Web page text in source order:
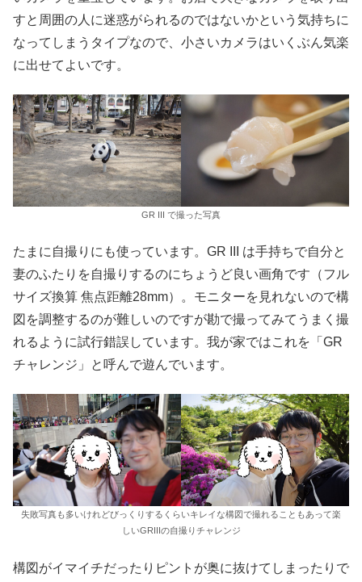
すと周囲の人に迷惑がられるのではないかという気持ちに
なってしまうタイプなので、小さいカメラはいくぶん気楽
に出せてよいです。
GR III で撮った写真
たまに自撮りにも使っています。GR III は手持ちで自分と
妻のふたりを自撮りするのにちょうど良い画角です（フル
サイズ換算 焦点距離28mm）。モニターを見れないので構
図を調整するのが難しいのですが勘で撮ってみてうまく撮
れるように試行錯誤しています。我が家ではこれを「GR
チャレンジ」と呼んで遊んでいます。
失敗写真も多いけれどびっくりするくらいキレイな構図で撮れることもあって楽
しいGRIIIの自撮りチャレンジ
構図がイマイチだったりピントが奥に抜けてしまったりで